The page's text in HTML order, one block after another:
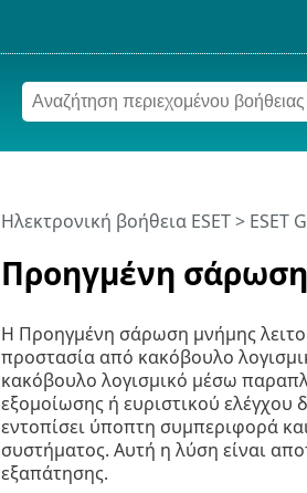
Προηγμένη
Ηλεκτρονική βοήθεια ESET> ESET
Η Προηγμένη σάρωση μνήμης
προστασία από κακόβουλο
κακόβουλο λογισμικό μέσω
εξομοίωσης ή ευριστικού ελέγχου
εντοπίσει ύποπτη συμπεριφορά
συστήματος. Αυτή η λύση είναι
εξαπάτησης.